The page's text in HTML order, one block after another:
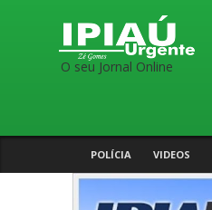
O seu Jornal Online
POLÍCIA VIDEOS